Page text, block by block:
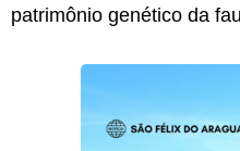
patrimônio genético da